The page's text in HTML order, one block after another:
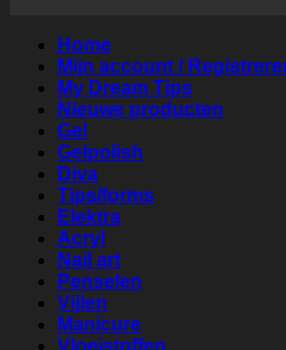
Home
Mijn account /
My Dream Tips
Nieuwe producten
Gel
Gelpolish
Diva
Tips/forms
Elektra
Acryl
Nail art
Penselen
Vijlen
Manicure
Vloeistoffen